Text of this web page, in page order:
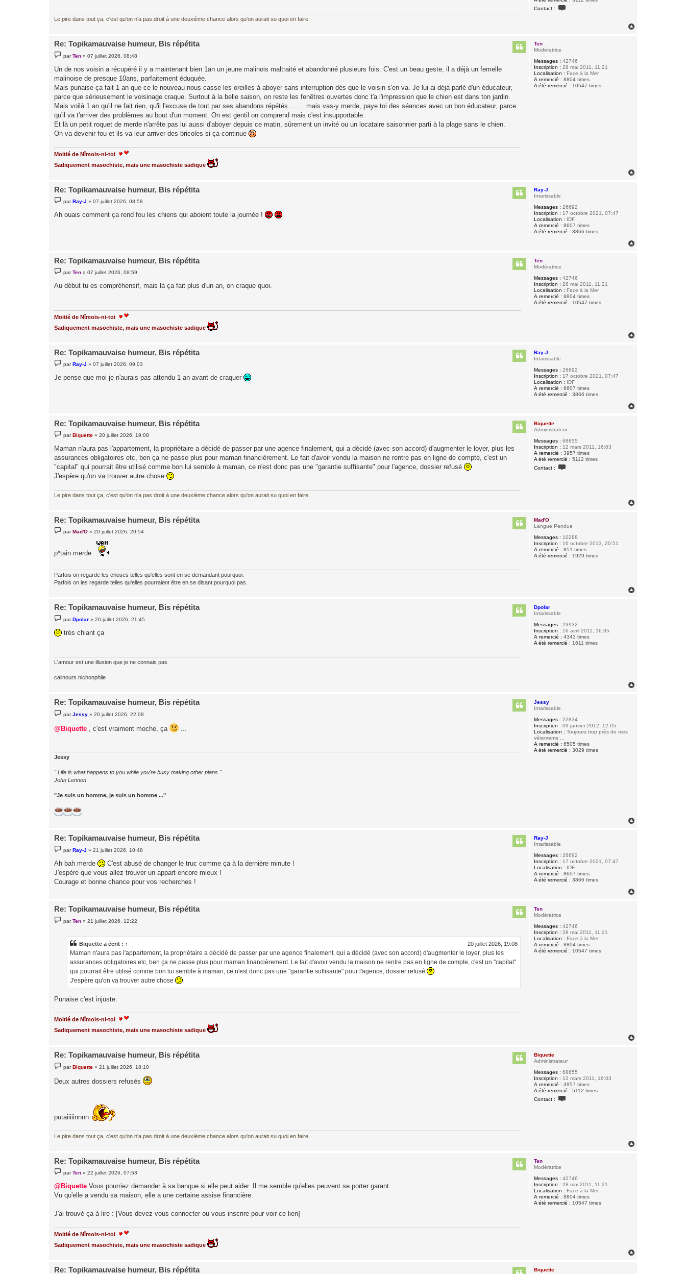
Contact :
B
i
q
u
e
Le pire dans tout ça, c'est qu'on n'a pas droit à une deuxième chance alors qu'on aurait su quoi en faire.
Ten
Modératrice
Messages : 42746
Inscription : 28 mai 2011, 11:21
Localisation : Face à la Mer
A remercié : 8804 times
A été remercié : 10547 times
Re: Topikamauvaise humeur, Bis répétita
e
s
a
g
e
parTen »07 juillet 2026, 08:48
Un de nos voisin a récupéré il y a maintenant bien 1an un jeune malinois maltraité et abandonné plusieurs fois. C'est un beau geste, il a déjà un femelle
malinoise de presque 10ans, parfaitement éduquée.
Mais punaise ça fait 1 an que ce le nouveau nous casse les oreilles à aboyer sans interruption dès que le voisin s'en va. Je lui ai déjà parlé d'un éducateur,
parce que sérieusement le voisinage craque. Surtout à la belle saison, on reste les fenêtres ouvertes donc t'a l'impression que le chien est dans ton jardin.
Mais voilà 1 an qu'il ne fait rien, qu'il l'excuse de tout par ses abandons répétés.........mais vas-y merde, paye toi des séances avec un bon éducateur, parce
qu'il va t'arriver des problèmes au bout d'un moment. On est gentil on comprend mais c'est insupportable.
Et là un petit roquet de merde n'arrête pas lui aussi d'aboyer depuis ce matin, sûrement un invité ou un locataire saisonnier parti à la plage sans le chien.
On va devenir fou et ils va leur arriver des bricoles si ça continue
Moitié de Nîmois-ni-toi
Sadiquement masochiste, mais une masochiste sadique
Ray-J
Intarissable
Messages : 26692
Inscription : 17 octobre 2021, 07:47
Localisation : IDF
A remercié : 8607 times
A été remercié : 3866 times
Re: Topikamauvaise humeur, Bis répétita
e
s
parRay-J »07 juillet 2026, 08:58
Ah ouais comment ça rend fou les chiens qui aboient toute la journée !
Ten
Modératrice
Messages : 42746
Inscription : 28 mai 2011, 11:21
Localisation : Face à la Mer
A remercié : 8804 times
A été remercié : 10547 times
Re: Topikamauvaise humeur, Bis répétita
e
s
parTen »07 juillet 2026, 08:59
Au début tu es compréhensif, mais là ça fait plus d'un an, on craque quoi.
Moitié de Nîmois-ni-toi
Sadiquement masochiste, mais une masochiste sadique
Ray-J
Intarissable
Messages : 26692
Inscription : 17 octobre 2021, 07:47
Localisation : IDF
A remercié : 8607 times
A été remercié : 3866 times
Re: Topikamauvaise humeur, Bis répétita
e
s
parRay-J »07 juillet 2026, 09:03
Je pense que moi je n'aurais pas attendu 1 an avant de craquer
Biquette
Administrateur
Messages : 68655
Inscription : 12 mars 2011, 16:03
A remercié : 3957 times
A été remercié : 5112 times
Contact :
i
u
e
t
t
Re: Topikamauvaise humeur, Bis répétita
e
s
a
e
parBiquette »20 juillet 2026, 19:08
Maman n'aura pas l'appartement, la propriétaire a décidé de passer par une agence finalement, qui a décidé (avec son accord) d'augmenter le loyer, plus les
assurances obligatoires etc, ben ça ne passe plus pour maman financièrement. Le fait d'avoir vendu la maison ne rentre pas en ligne de compte, c'est un
"capital" qui pourrait être utilisé comme bon lui semble à maman, ce n'est donc pas une "garantie suffisante" pour l'agence, dossier refusé
J'espère qu'on va trouver autre chose
Le pire dans tout ça, c'est qu'on n'a pas droit à une deuxième chance alors qu'on aurait su quoi en faire.
Mad'O
Langue Pendue
Messages : 10288
Inscription : 16 octobre 2013, 20:51
A remercié : 851 times
A été remercié : 1929 times
Re: Topikamauvaise humeur, Bis répétita
e
a
par Mad'O »20 juillet 2026, 20:54
p*tain merde
Parfois on regarde les choses telles qu'elles sont en se demandant pourquoi.
Parfois on les regarde telles qu'elles pourraient être en se disant pourquoi pas.
Dpolar
Intarissable
Messages : 23932
Inscription : 16 avril 2011, 16:35
A remercié : 4343 times
A été remercié : 1611 times
Re: Topikamauvaise humeur, Bis répétita
e
s
parDpolar »20 juillet 2026, 21:45
très chiant ça
L'amour est une illusion que je ne connais pas
calinours nichonphile
Jessy
Intarissable
Messages : 22834
Inscription : 09 janvier 2012, 12:05
Localisation : Toujours trop près de mes
vêtements ...
A remercié : 6505 times
A été remercié : 3029 times
Re: Topikamauvaise humeur, Bis répétita
e
s
parJessy »20 juillet 2026, 22:08
@Biquette , c'est vraiment moche, ça
Jessy
" Life is what happens to you while you're busy making other plans "
John Lennon
"Je suis un homme, je suis un homme ..."
Ray-J
Intarissable
Messages : 26692
Inscription : 17 octobre 2021, 07:47
Localisation : IDF
A remercié : 8607 times
A été remercié : 3866 times
Re: Topikamauvaise humeur, Bis répétita
e
s
a
e
parRay-J »21 juillet 2026, 10:48
Ah bah merde
C'est abusé de changer le truc comme ça à la dernière minute !
J'espère que vous allez trouver un appart encore mieux !
Courage et bonne chance pour vos recherches !
Ten
Modératrice
Messages : 42746
Inscription : 28 mai 2011, 11:21
Localisation : Face à la Mer
A remercié : 8804 times
A été remercié : 10547 times
Re: Topikamauvaise humeur, Bis répétita
e
parTen »21 juillet 2026, 12:22
Biquette a écrit : ↑ 20 juillet 2026, 19:08
Maman n'aura pas l'appartement, la propriétaire a décidé de passer par une agence finalement, qui a décidé (avec son accord) d'augmenter le loyer, plus les
assurances obligatoires etc, ben ça ne passe plus pour maman financièrement. Le fait d'avoir vendu la maison ne rentre pas en ligne de compte, c'est un "capital"
qui pourrait être utilisé comme bon lui semble à maman, ce n'est donc pas une "garantie suffisante" pour l'agence, dossier refusé
J'espère qu'on va trouver autre chose
Punaise c'est injuste.
Moitié de Nîmois-ni-toi
Sadiquement masochiste, mais une masochiste sadique
Biquette
Administrateur
Messages : 68655
Inscription : 12 mars 2011, 16:03
A remercié : 3957 times
A été remercié : 5112 times
Contact :
e
t
t
e
Re: Topikamauvaise humeur, Bis répétita
e
s
parBiquette »21 juillet 2026, 18:10
Deux autres dossiers refusés
putaiiiiinnnn
Le pire dans tout ça, c'est qu'on n'a pas droit à une deuxième chance alors qu'on aurait su quoi en faire.
Ten
Modératrice
Messages : 42746
Inscription : 28 mai 2011, 11:21
Localisation : Face à la Mer
A remercié : 8804 times
A été remercié : 10547 times
Re: Topikamauvaise humeur, Bis répétita
e
s
s
a
parTen »22 juillet 2026, 07:53
@Biquette Vous pourriez demander à sa banque si elle peut aider. Il me semble qu'elles peuvent se porter garant.
Vu qu'elle a vendu sa maison, elle a une certaine assise financière.
J'ai trouvé ça à lire : [Vous devez vous connecter ou vous inscrire pour voir ce lien]
Moitié de Nîmois-ni-toi
Sadiquement masochiste, mais une masochiste sadique
Biquette
Re: Topikamauvaise humeur, Bis répétita